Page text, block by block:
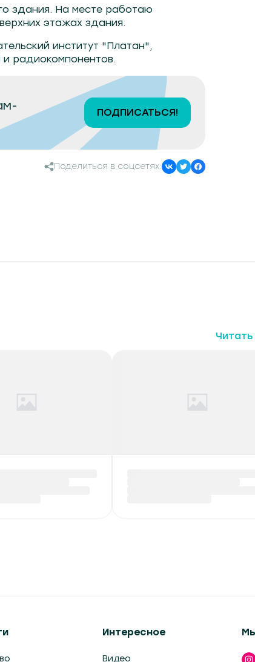
здания. На месте работаю
этажах здания.
институт "Платан",
радиокомпонентов.
ПОДПИСАТЬСЯ!
Поделиться в соцсетях:
Интересное
Видео